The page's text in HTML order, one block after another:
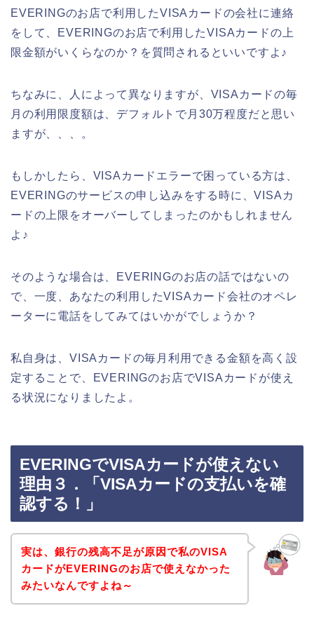
EVERINGのお店で利用したVISAカードの会社に連絡
をして、EVERINGのお店で利用したVISAカードの上
限金額がいくらなのか？を質問されるといいですよ♪
ちなみに、人によって異なりますが、VISAカードの毎
月の利用限度額は、デフォルトで月30万程度だと思い
ますが、、、。
もしかしたら、VISAカードエラーで困っている方は、
EVERINGのサービスの申し込みをする時に、VISAカ
ードの上限をオーバーしてしまったのかもしれません
よ♪
そのような場合は、EVERINGのお店の話ではないの
で、一度、あなたの利用したVISAカード会社のオペレ
ーターに電話をしてみてはいかがでしょうか？
私自身は、VISAカードの毎月利用できる金額を高く設
定することで、EVERINGのお店でVISAカードが使え
る状況になりましたよ。
EVERINGでVISAカードが使えない
理由３．「VISAカードの支払いを確
認する！」
実は、銀行の残高不足が原因で私のVISA
カードがEVERINGのお店で使えなかった
みたいなんですよね～